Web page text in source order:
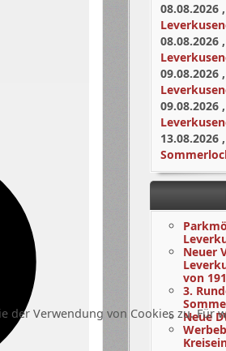
08.08.2026,
08.08.2026,
09.08.2026,
09.08.2026,
13.08.2026,
Neuer
von
3.
Neue
der Verwendung von Cookies zu. Für